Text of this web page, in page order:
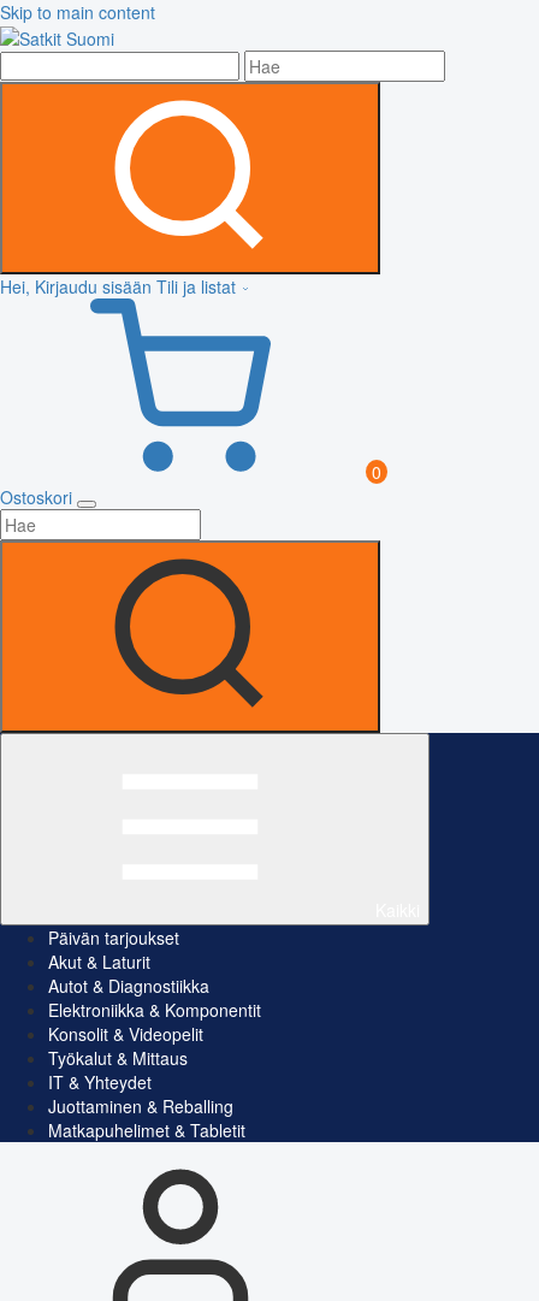
Skip to main content
Hei, Kirjaudu sisään Tili ja listat
0
Ostoskori
Päivän tarjoukset
Akut & Laturit
Autot & Diagnostiikka
Elektroniikka & Komponentit
Konsolit & Videopelit
Työkalut & Mittaus
IT & Yhteydet
Juottaminen & Reballing
Matkapuhelimet & Tabletit